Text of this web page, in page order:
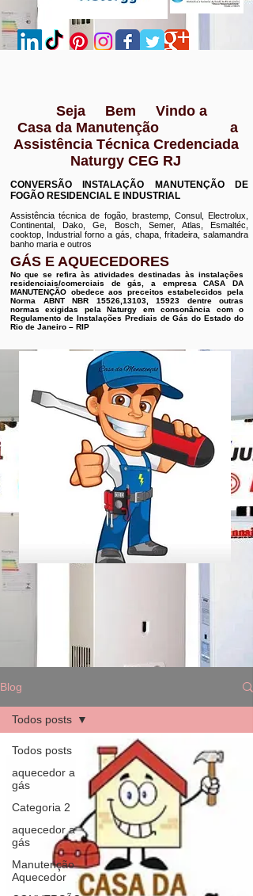
Seja Bem Vindo a
Casa da Manutenção a
Assistência Técnica Credenciada
Naturgy CEG RJ
CONVERSÃO INSTALAÇÃO MANUTENÇÃO DE
FOGÃO RESIDENCIAL E INDUSTRIAL
Assistência técnica de fogão, brastemp, Consul, Electrolux,
Continental, Dako, Ge, Bosch, Semer, Atlas, Esmaltéc,
cooktop, Industrial forno a gás, chapa, fritadeira, salamandra
banho maria e outros
GÁS E AQUECEDORES
No que se refira às atividades destinadas às instalações
residenciais/comerciais de gás, a empresa CASA DA
MANUTENÇÃO obedece aos preceitos estabelecidos pela
Norma ABNT NBR 15526,13103, 15923 dentre outras
normas exigidas pela Naturgy em consonância com o
Regulamento de Instalações Prediais de Gás do Estado do
Rio de Janeiro – RIP
Blog
Todos posts
aquecedor a
gás
Categoria 2
aquecedor a
gás
Manutenção
Aquecedor
Todos posts